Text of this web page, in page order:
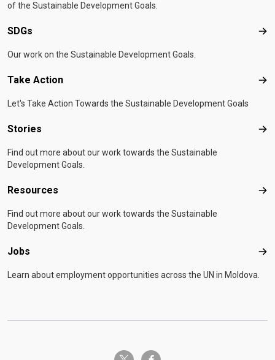
of the Sustainable Development Goals.
SDGs
Our work on the Sustainable Development Goals.
Take Action
Let's Take Action Towards the Sustainable Development Goals
Stories
Find out more about our work towards the Sustainable
Development Goals.
Resources
Find out more about our work towards the Sustainable
Development Goals.
Jobs
Learn about employment opportunities across the UN in Moldova.
twitter-x